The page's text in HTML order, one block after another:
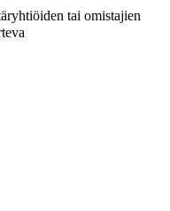
tai omistajien